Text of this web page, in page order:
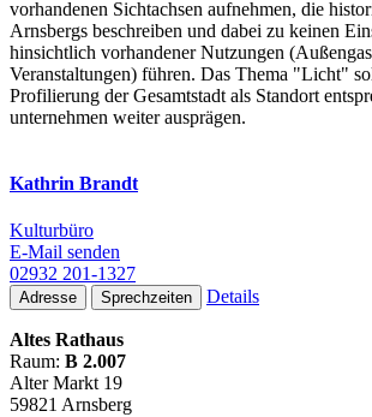
vorhandenen Sichtachsen aufnehmen, die
Arnsbergs beschreiben und dabei zu keinen Ein
hinsichtlich vorhandener Nutzungen (Außen
Veranstaltungen) führen. Das Thema "Licht"
Profilierung der Gesamtstadt als Standort
unternehmen weiter ausprägen.
Kathrin Brandt
Kulturbüro
E-Mail senden
02932 201-1327
Adresse Sprechzeiten Details
Altes Rathaus
Raum: B 2.007
Alter Markt 19
59821 Arnsberg